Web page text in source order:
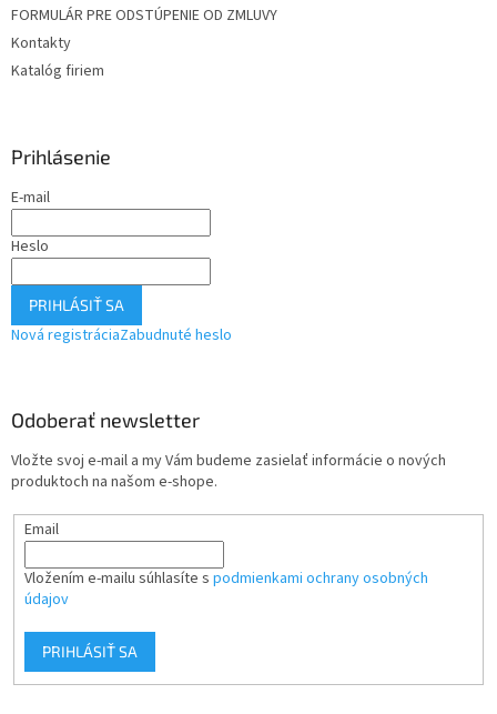
FORMULÁR PRE ODSTÚPENIE OD ZMLUVY
Kontakty
Katalóg firiem
Prihlásenie
E-mail
Heslo
PRIHLÁSIŤ SA
Nová registráciaZabudnuté heslo
Odoberať newsletter
Vložte svoj e-mail a my Vám budeme zasielať informácie o nových
produktoch na našom e-shope.
Email
Vložením e-mailu súhlasíte s podmienkami ochrany osobných
údajov
PRIHLÁSIŤ SA